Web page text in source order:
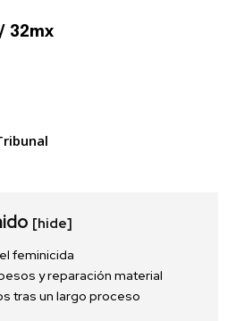
32mx
[hide]
feminicida
y reparación material
tras un largo proceso